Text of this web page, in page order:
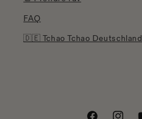
FAQ
🇩🇪 Tchao Tchao Deutschland